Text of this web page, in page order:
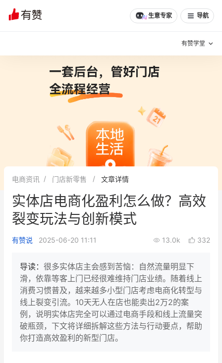
生意专家 导航
有赞学堂
增长方法
有赞专家说
新零售最佳实践
面对面聊增长
新零售大会 新零售茶会
增长产品指南
智库 产品场景库
产品更新动态 帮助中心
电商资讯 门店新零售 文章详情
实体店电商化盈利怎么做？高效
裂变玩法与创新模式
有赞说 2025-06-20 11:11 13.0k 332
导读： 很多实体店主会感到苦恼：自然流量明显下
滑，依靠等客上门已经很难维持门店业绩。随着线上
消费习惯普及，越来越多小型门店考虑电商化转型与
线上裂变引流。10天无人在店也能卖出2万2的案
例，说明实体店完全可以通过电商手段和线上流量突
破瓶颈，下文将详细拆解这些方法与行动要点，帮助
你打造高效盈利的新型门店。